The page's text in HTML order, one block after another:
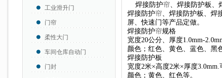
工业滑升门
门帘
柔性大门
车间仓库自动门
门封
焊接防护帘、焊接防护板、
焊接防护帘、焊接防护板、焊
屏、快速门等产品定做。
焊接防护帘规格
宽度20公分、厚度1.0mm-
颜色；红色、黄色、蓝色、黑
焊接防护板
宽度2米×高度2米×厚度
颜色；黄色、红色等。